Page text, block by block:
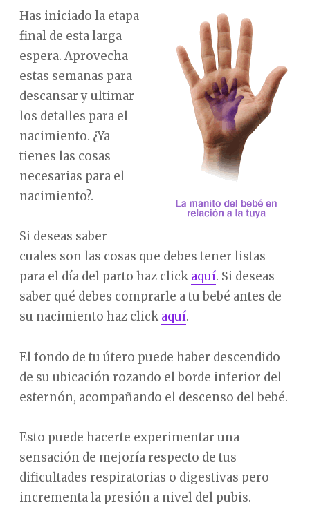
Has iniciado la etapa
final de esta larga
espera. Aprovecha
estas semanas para
descansar y ultimar
los detalles para el
nacimiento. ¿Ya
tienes las cosas
necesarias para el
nacimiento?.
Si deseas saber
cuales son las cosas que debes tener listas
para el día del parto haz click aquí. Si deseas
saber qué debes comprarle a tu bebé antes de
su nacimiento haz click aquí.
El fondo de tu útero puede haber descendido
de su ubicación rozando el borde inferior del
esternón, acompañando el descenso del bebé.
Esto puede hacerte experimentar una
sensación de mejoría respecto de tus
dificultades respiratorias o digestivas pero
incrementa la presión a nivel del pubis.